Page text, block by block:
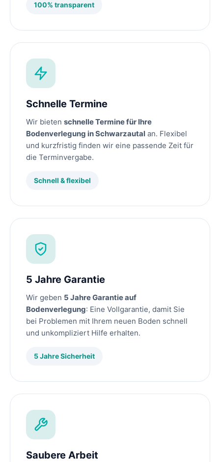
100% transparent
Schnelle Termine
Wir bieten schnelle Termine für Ihre
Bodenverlegung in Schwarzautal an. Flexibel
und kurzfristig finden wir eine passende Zeit für
die Terminvergabe.
Schnell & flexibel
5 Jahre Garantie
Wir geben 5 Jahre Garantie auf
Bodenverlegung: Eine Vollgarantie, damit Sie
bei Problemen mit Ihrem neuen Boden schnell
und unkompliziert Hilfe erhalten.
5 Jahre Sicherheit
Saubere Arbeit